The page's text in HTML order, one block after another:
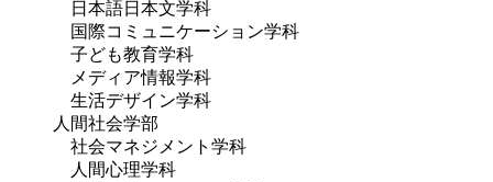
日本語日本文学科
国際コミュニケーション学科
子ども教育学科
メディア情報学科
生活デザイン学科
人間社会学部
社会マネジメント学科
人間心理学科